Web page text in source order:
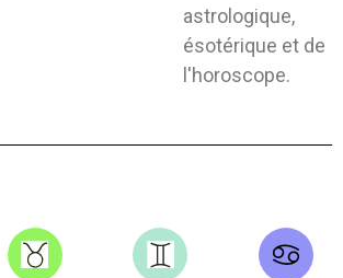
astrologique,
ésotérique et de
l'horoscope.